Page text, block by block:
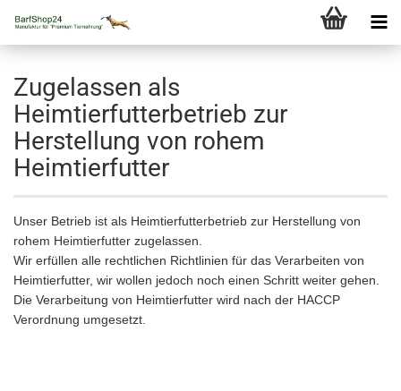
Zugelassen als
Heimtierfutterbetrieb zur
Herstellung von rohem
Heimtierfutter
Unser Betrieb ist als Heimtierfutterbetrieb zur Herstellung von
rohem Heimtierfutter zugelassen.
Wir erfüllen alle rechtlichen Richtlinien für das Verarbeiten von
Heimtierfutter, wir wollen jedoch noch einen Schritt weiter gehen.
Die Verarbeitung von Heimtierfutter wird nach der HACCP
Verordnung umgesetzt.